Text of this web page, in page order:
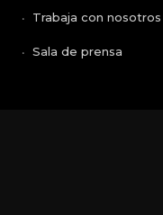
Trabaja con nosotros
Sala de prensa